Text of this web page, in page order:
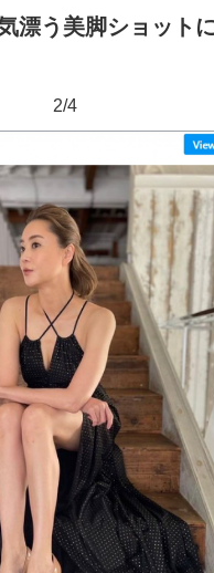
漂う美脚ショッ
2/4